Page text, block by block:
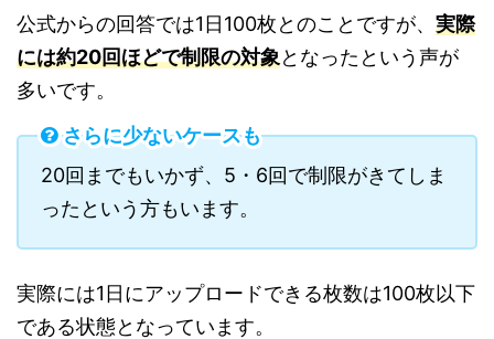
公式からの回答では1日100枚とのことですが、 実際
には約20回ほどで制限の対象となったという声が
多いです。
さらに少ないケースも
20回までもいかず、5・6回で制限がきてしま
ったという方もいます。
実際には1日にアップロードできる枚数は100枚以下
である状態となっています。